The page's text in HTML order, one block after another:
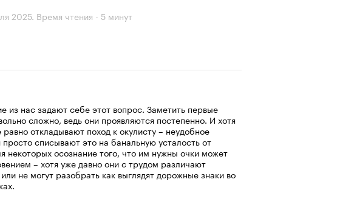
2025. Время чтения - 5 минут
из нас задают себе этот вопрос. Заметить первые
сложно, ведь они проявляются постепенно. И хотя
откладывают поход к окулисту – неудобное
списывают это на банальную усталость от
некоторых осознание того, что им нужны очки может
– хотя уже давно они с трудом различают
не могут разобрать как выглядят дорожные знаки во